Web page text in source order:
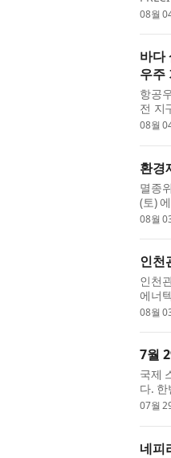
코이
08월
바다
우주
항공
전 지
사장
08월
환경
멸종
(토)
에서
08월
인천
인천
에너
인천
08월
7월
국제
다.
숙한
07월
네피